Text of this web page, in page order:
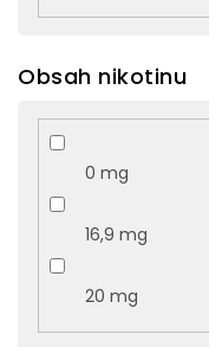
Obsah nikotinu
0 mg
16,9 mg
20 mg